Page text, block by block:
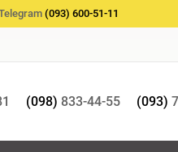
(093) 600-51-11
(098) 833-44-55 (093)